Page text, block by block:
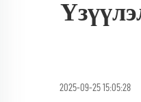
2025-09-25 15:05:28